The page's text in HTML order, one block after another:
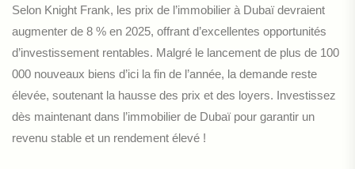
Selon Knight Frank, les prix de l’immobilier à Dubaï devraient
augmenter de 8 % en 2025, offrant d’excellentes opportunités
d’investissement rentables. Malgré le lancement de plus de 100
000 nouveaux biens d’ici la fin de l’année, la demande reste
élevée, soutenant la hausse des prix et des loyers. Investissez
dès maintenant dans l’immobilier de Dubaï pour garantir un
revenu stable et un rendement élevé !